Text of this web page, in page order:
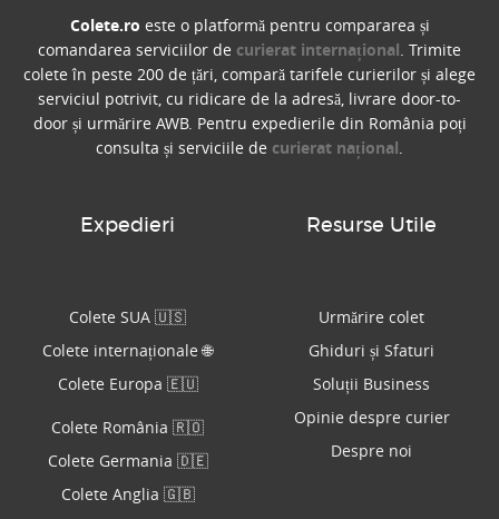
Colete.ro este o platformă pentru compararea și
comandarea serviciilor de curierat internațional. Trimite
colete în peste 200 de țări, compară tarifele curierilor și alege
serviciul potrivit, cu ridicare de la adresă, livrare door-to-
door și urmărire AWB. Pentru expedierile din România poți
consulta și serviciile de curierat național.
Expedieri
Colete SUA 🇺🇸
Colete internaționale 🌐
Colete Europa 🇪🇺
Colete România 🇷🇴
Colete Germania 🇩🇪
Colete Anglia 🇬🇧
Resurse Utile
Urmărire colet
Ghiduri și Sfaturi
Soluții Business
Opinie despre curier
Despre noi